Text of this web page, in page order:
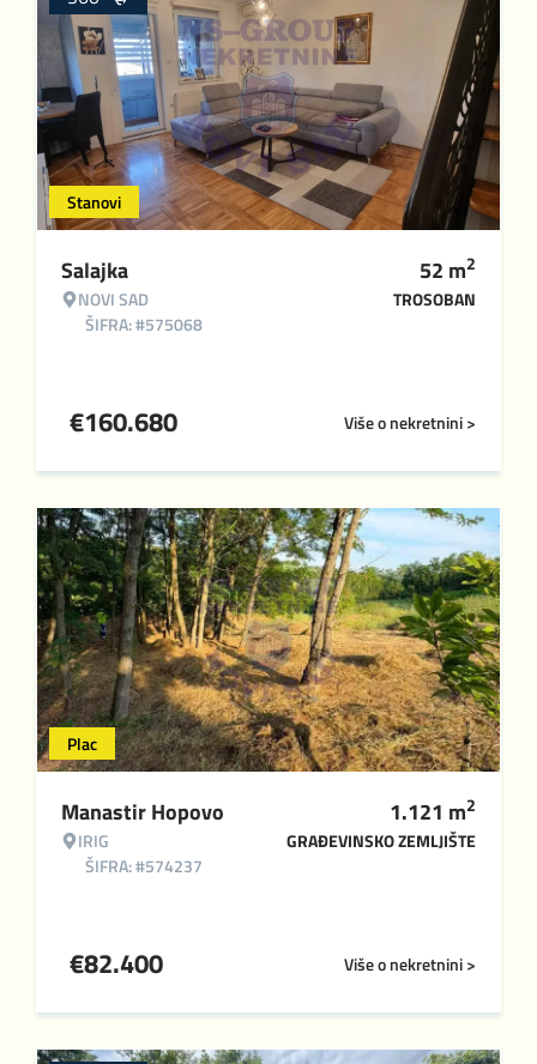
Stanovi
Salajka
NOVI SAD
ŠIFRA: #575068
52 m2
TROSOBAN
Više o nekretnini >
€160.680
Plac
Manastir Hopovo
IRIG
ŠIFRA: #574237
1.121 m2
GRAĐEVINSKO ZEMLJIŠTE
Više o nekretnini >
€82.400